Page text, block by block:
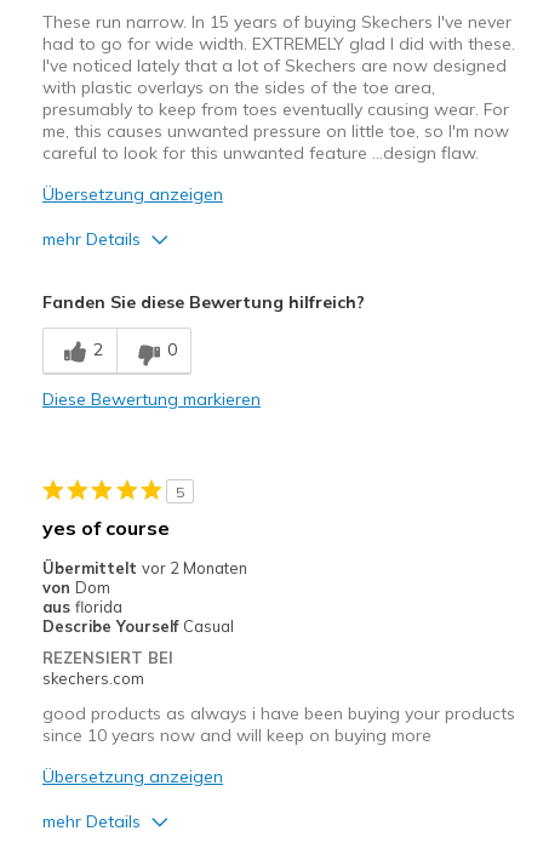
View On Shoes
Shoes are for Wearing
These run narrow. In 15 years of buying Skechers I've never
had to go for wide width. EXTREMELY glad I did with these.
I've noticed lately that a lot of Skechers are now designed
with plastic overlays on the sides of the toe area,
presumably to keep from toes eventually causing wear. For
me, this causes unwanted pressure on little toe, so I'm now
careful to look for this unwanted feature …design flaw.
Übersetzung anzeigen
mehr Details
Sizing
Feels true to size
View On Shoes
Fanden Sie diese Bewertung hilfreich?
2 0
Diese Bewertung markieren
5
yes of course
Übermittelt vor 2 Monaten
von Dom
aus florida
Describe Yourself Casual
REZENSIERT BEI
skechers.com
good products as always i have been buying your products
since 10 years now and will keep on buying more
Übersetzung anzeigen
mehr Details